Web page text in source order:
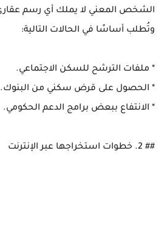
وتُطلب أساسًا في الحالات التالية:
* ملفات الترشح للسكن الاجتماعي.
* الحصول على قرض سكني من البنوك.
* الانتفاع ببعض برامج الدعم الحكومي.
## 2. خطوات استخراجها عبر الإنترنت